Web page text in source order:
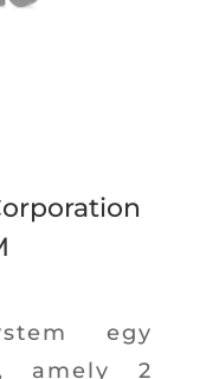
egy
amely 2